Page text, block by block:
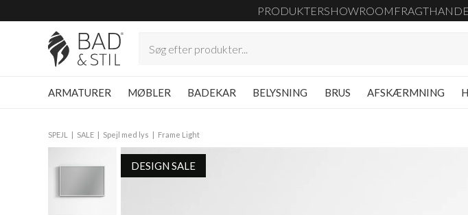
PRODUKTERSHOWROOM FRAGT
ARMATURER MØBLER BADEKAR BELYSNING BRUS AFSKÆRMNING
SPEJL SALE Spejl med lys Frame Light
DESIGN SALE